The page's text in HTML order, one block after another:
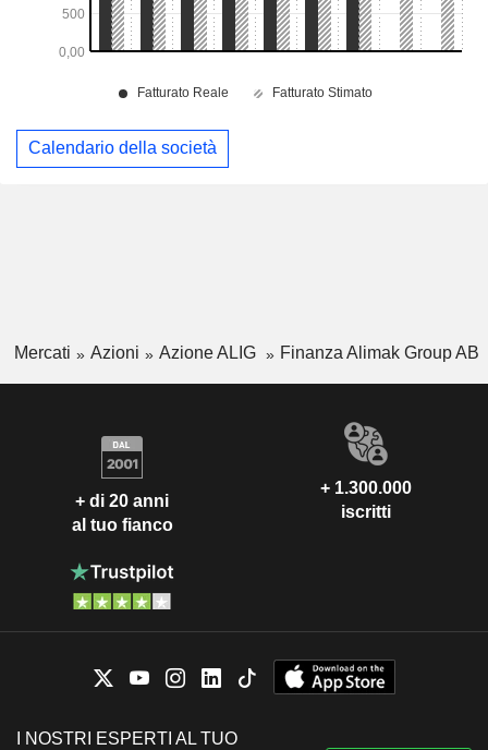
Calendario della società
Mercati Azioni Azione ALIG Finanza Alimak Group AB
+ di 20 anni
al tuo fianco
+ 1.300.000
iscritti
I NOSTRI ESPERTI AL TUO